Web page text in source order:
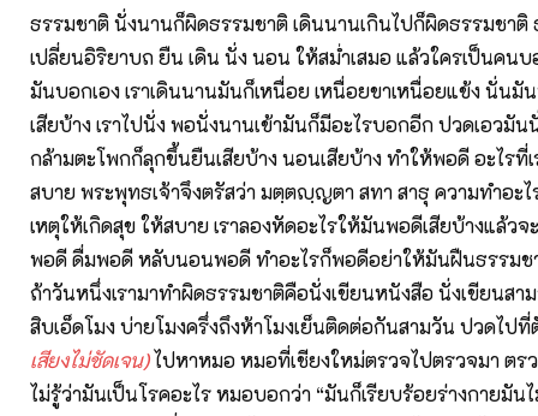
ธรรมชาติ นั่งนานก็ผิดธรรมชาติ เดินนานเกินไปก็ผิดธรรมชาติ
เปลี่ยนอิริยาบถ ยืน เดิน นั่ง นอน ให้สม่ำเสมอ แล้วใครเป็นคน
มันบอกเอง เราเดินนานมันก็เหนื่อย เหนื่อยขาเหนื่อยแข้ง นั่นมั
เสียบ้าง เราไปนั่ง พอนั่งนานเข้ามันก็มีอะไรบอกอีก ปวดเอวมั
กล้ามตะโพกก็ลุกขึ้นยืนเสียบ้าง นอนเสียบ้าง ทำให้พอดี อะไรที่
สบาย พระพุทธเจ้าจึงตรัสว่า มตฺตญฺญตา สทา สาธุ ความทำอะ
เหตุให้เกิดสุข ให้สบาย เราลองหัดอะไรให้มันพอดีเสียบ้างแล้ว
พอดี ดื่มพอดี หลับนอนพอดี ทำอะไรก็พอดีอย่าให้มันฝืนธรรมช
ถ้าวันหนึ่งเรามาทำผิดธรรมชาติคือนั่งเขียนหนังสือ นั่งเขียนสาม
สิบเอ็ดโมง บ่ายโมงครึ่งถึงห้าโมงเย็นติดต่อกันสามวัน ปวดไป
เสียงไม่ชัดเจน)ไปหาหมอ หมอที่เชียงใหม่ตรวจไปตรวจมา ตร
ไม่รู้ว่ามันเป็นโรคอะไร หมอบอกว่า “มันก็เรียบร้อยร่างกายมัน